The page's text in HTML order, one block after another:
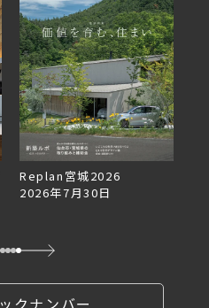
Replan宮城2026
2026年7月30日
クナンバー